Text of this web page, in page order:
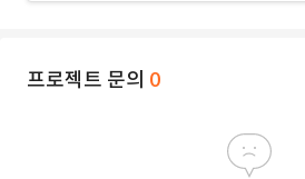
프로젝트 문의 0